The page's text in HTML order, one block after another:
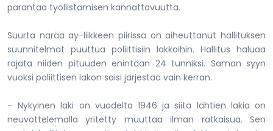
parantaa työllistämisen kannattavuutta.
Suurta närää ay-liikkeen piirissä on aiheuttanut hallituksen
suunnitelmat puuttua poliittisiin lakkoihin. Hallitus haluaa
rajata niiden pituuden enintään 24 tunniksi. Saman syyn
vuoksi poliittisen lakon saisi järjestää vain kerran.
– Nykyinen laki on vuodelta 1946 ja siitä lähtien lakia on
neuvottelemalla yritetty muuttaa ilman ratkaisua. Sen